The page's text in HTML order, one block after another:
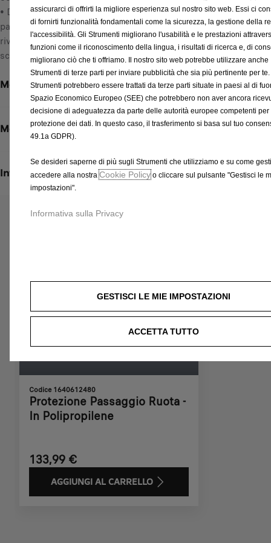
U
• Dotazione: Rivestimenti interni laterali, 4 rivestimenti per la
parte superiore e inferiore delle porte posteriori a battente,
rivestimenti per la parte inferiore e superiore della porta
scorrevole, 1 kit di fissaggio, istruzioni di montaggio
Metodi di pagamento
Metodi di spedizione e restituzione
Informazioni per l'installazione
Prodotti correlati a questo articolo
Codice 1640612480
Protezione Passaggio Ruota -
In Polipropilene
133,99 €
AGGIUNGI AL CARRELLO
assicurarci di offrirti la migliore esperienza sul nostro sito web. Essi ci
di fornirti funzionalità fondamentali come la sicurezza, la gestione della
l'accessibilità. Gli Strumenti migliorano l'usabilità e le prestazioni
funzioni come il riconoscimento della lingua, i risultati di ricerca e, di
migliorano ciò che ti offriamo. Il nostro sito web potrebbe utilizzare anche
Strumenti di terze parti per inviare pubblicità che sia più pertinente per
Strumenti potrebbero essere trattati da terze parti situate in paesi al di
Spazio Economico Europeo (SEE) che potrebbero non aver ancora
decisione di adeguatezza da parte delle autorità europee competenti per
protezione dei dati. In questo caso, il trasferimento si basa sul tuo
49.1a GDPR).
Se desideri saperne di più sugli Strumenti che utilizziamo e su come
accedere alla nostraCookie Policyo cliccare sul pulsante "Gestisci le
impostazioni".
Informativa sulla Privacy
GESTISCI LE MIE IMPOSTAZIONI
ACCETTA TUTTO